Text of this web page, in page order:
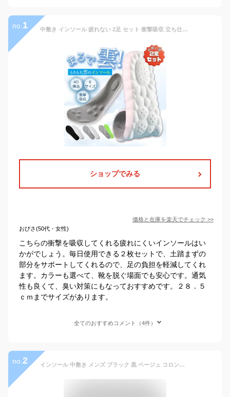
no. 1 中敷き インソール 疲れない 2足 セット 衝撃吸収 立ち仕事 安全靴 スポーツ 疲れない 扁平足 土踏まず アーチサポート かかと o脚 足底筋膜炎 抗菌 防臭 サイズ調整 姿勢改善 ランニング テニス バトミントン 卓球 バスケット 長靴 スニーカー
ショップでみる
価格と在庫を楽天でチェック >>
おびさ(50代・女性)
こちらの衝撃を吸収してくれる疲れにくいインソールはい
かがでしょう。毎日使用できる２枚セットで、土踏まずの
部分をサポートしてくれるので、足の負担を軽減してくれ
ます。カラーも選べて、靴を脱ぐ場面でも安心です。通気
性も良くて、臭い対策にもなっておすすめです。２８．５
ｃｍまでサイズがあります。
全てのおすすめコメント（4件）
no. 2 インソール 中敷き メンズ ブラック 黒 ベージュ コロンブス COLUMBUS ヘルシーアーチ 土踏まず 疲れない 疲れにくい パンプス 立ち仕事 土踏まず 踵 つま先 消臭 吸湿 立ち仕事 外反母趾 腰痛 膝痛 ひざ痛 足裏 薄手